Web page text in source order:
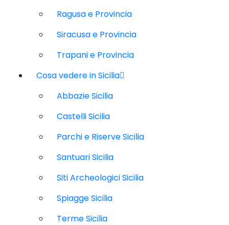
Ragusa e Provincia
Siracusa e Provincia
Trapani e Provincia
Cosa vedere in Sicilia
Abbazie Sicilia
Castelli Sicilia
Parchi e Riserve Sicilia
Santuari Sicilia
Siti Archeologici Sicilia
Spiagge Sicilia
Terme Sicilia